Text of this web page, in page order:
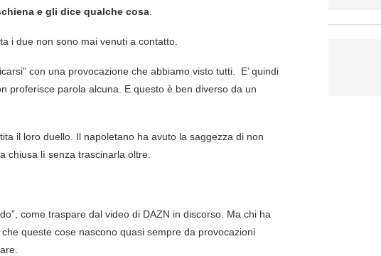
e gli dice qualche cosa
i due non sono mai venuti a contatto.
con una provocazione che abbiamo visto tutti. E’ quindi
proferisce parola alcuna. E questo è ben diverso da un
il loro duello. Il napoletano ha avuto la saggezza di non
chiusa lì senza trascinarla oltre.
come traspare dal video di DAZN in discorso. Ma chi ha
queste cose nascono quasi sempre da provocazioni